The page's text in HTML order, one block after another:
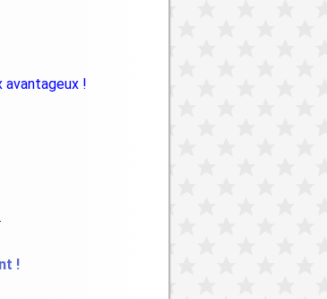
avantageux !
!